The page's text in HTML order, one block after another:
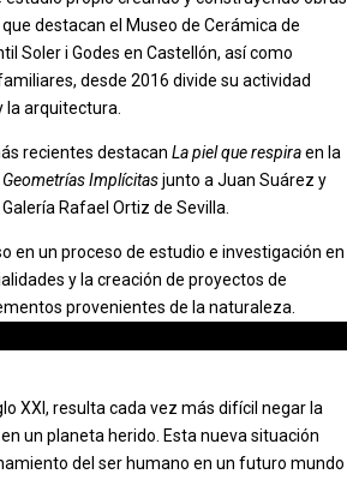
destacan el Museo de Cerámica de
Soler i Godes en Castellón, así como
desde 2016 divide su actividad
arquitectura.
recientes destacan La piel que respiraen la
Geometrías Implícitasjunto a Juan Suárez y
Rafael Ortiz de Sevilla.
en un proceso de estudio e investigación en
y la creación de proyectos de
provenientes de la naturaleza.
XXI, resulta cada vez más difícil negar la
un planeta herido. Esta nueva situación
del ser humano en un futuro mundo